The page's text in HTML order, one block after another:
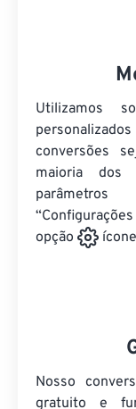
Utilizamos
conversões
maioria dos
opção
Nosso
gratuito e